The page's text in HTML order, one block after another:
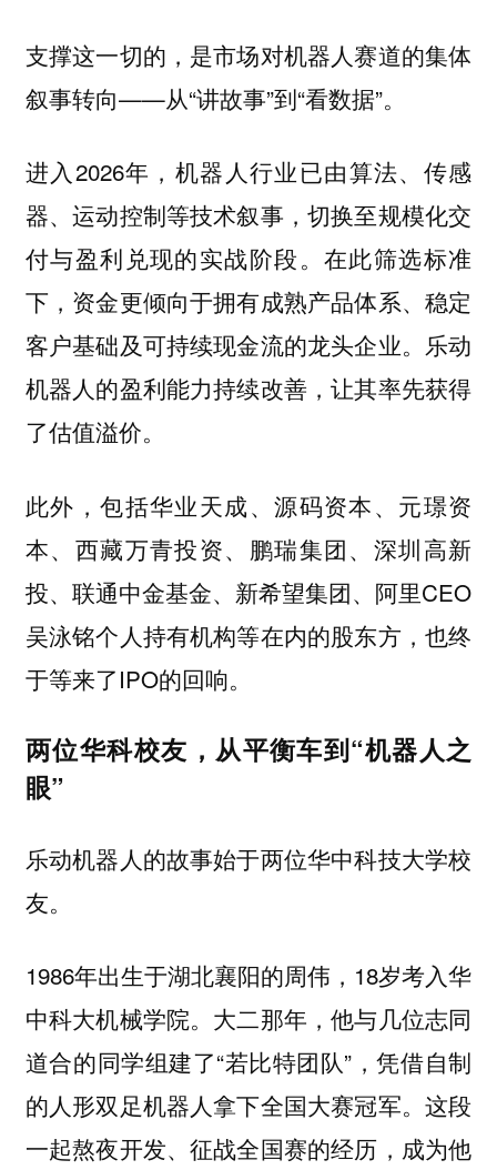
支撑这一切的，是市场对机器人赛道的集体
叙事转向——从“讲故事”到“看数据”。
进入2026年，机器人行业已由算法、传感
器、运动控制等技术叙事，切换至规模化交
付与盈利兑现的实战阶段。在此筛选标准
下，资金更倾向于拥有成熟产品体系、稳定
客户基础及可持续现金流的龙头企业。乐动
机器人的盈利能力持续改善，让其率先获得
了估值溢价。
此外，包括华业天成、源码资本、元璟资
本、西藏万青投资、鹏瑞集团、深圳高新
投、联通中金基金、新希望集团、阿里CEO
吴泳铭个人持有机构等在内的股东方，也终
于等来了IPO的回响。
两位华科校友，从平衡车到“机器人之
眼”
乐动机器人的故事始于两位华中科技大学校
友。
1986年出生于湖北襄阳的周伟，18岁考入华
中科大机械学院。大二那年，他与几位志同
道合的同学组建了“若比特团队”，凭借自制
的人形双足机器人拿下全国大赛冠军。这段
一起熬夜开发、征战全国赛的经历，成为他